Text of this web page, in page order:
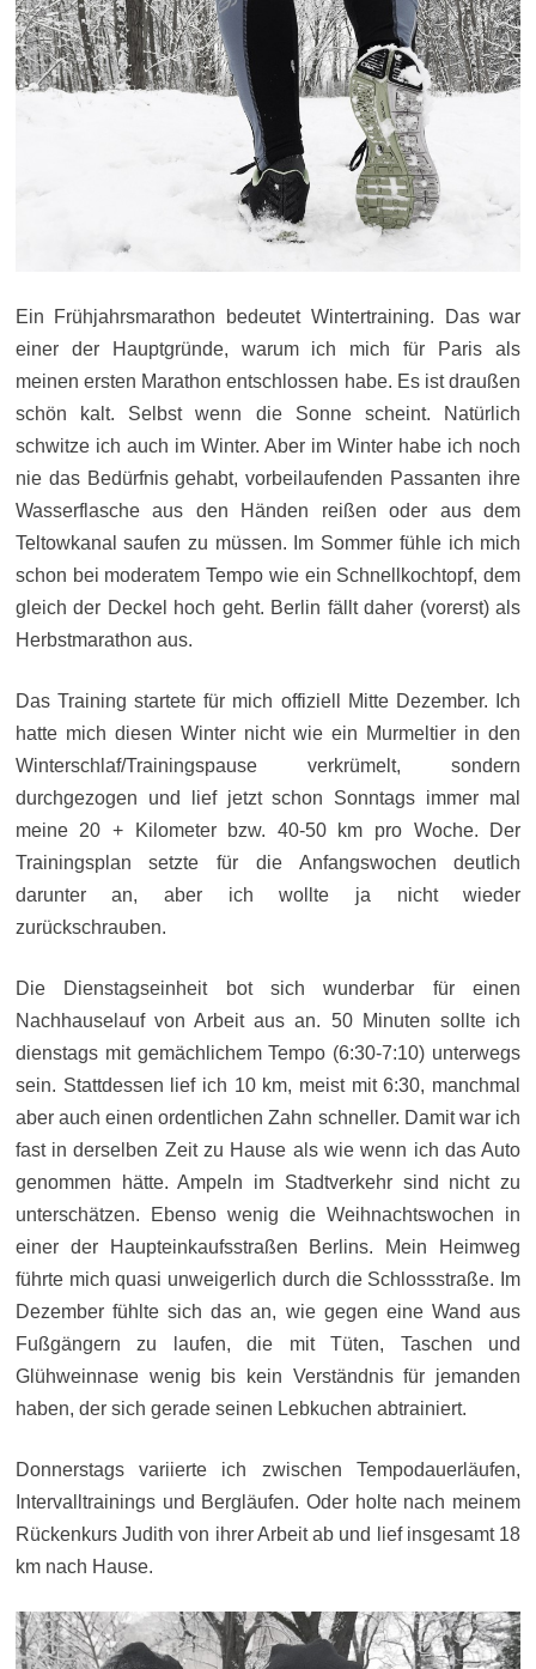
Ein Frühjahrsmarathon bedeutet Wintertraining. Das war
einer der Hauptgründe, warum ich mich für Paris als
meinen ersten Marathon entschlossen habe. Es ist draußen
schön kalt. Selbst wenn die Sonne scheint. Natürlich
schwitze ich auch im Winter. Aber im Winter habe ich noch
nie das Bedürfnis gehabt, vorbeilaufenden Passanten ihre
Wasserflasche aus den Händen reißen oder aus dem
Teltowkanal saufen zu müssen. Im Sommer fühle ich mich
schon bei moderatem Tempo wie ein Schnellkochtopf, dem
gleich der Deckel hoch geht. Berlin fällt daher (vorerst) als
Herbstmarathon aus.
Das Training startete für mich offiziell Mitte Dezember. Ich
hatte mich diesen Winter nicht wie ein Murmeltier in den
Winterschlaf/Trainingspause verkrümelt, sondern
durchgezogen und lief jetzt schon Sonntags immer mal
meine 20 + Kilometer bzw. 40-50 km pro Woche. Der
Trainingsplan setzte für die Anfangswochen deutlich
darunter an, aber ich wollte ja nicht wieder
zurückschrauben.
Die Dienstagseinheit bot sich wunderbar für einen
Nachhauselauf von Arbeit aus an. 50 Minuten sollte ich
dienstags mit gemächlichem Tempo (6:30-7:10) unterwegs
sein. Stattdessen lief ich 10 km, meist mit 6:30, manchmal
aber auch einen ordentlichen Zahn schneller. Damit war ich
fast in derselben Zeit zu Hause als wie wenn ich das Auto
genommen hätte. Ampeln im Stadtverkehr sind nicht zu
unterschätzen. Ebenso wenig die Weihnachtswochen in
einer der Haupteinkaufsstraßen Berlins. Mein Heimweg
führte mich quasi unweigerlich durch die Schlossstraße. Im
Dezember fühlte sich das an, wie gegen eine Wand aus
Fußgängern zu laufen, die mit Tüten, Taschen und
Glühweinnase wenig bis kein Verständnis für jemanden
haben, der sich gerade seinen Lebkuchen abtrainiert.
Donnerstags variierte ich zwischen Tempodauerläufen,
Intervalltrainings und Bergläufen. Oder holte nach meinem
Rückenkurs Judith von ihrer Arbeit ab und lief insgesamt 18
km nach Hause.